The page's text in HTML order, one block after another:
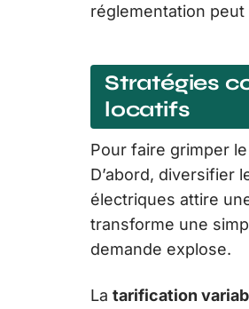
réglementation
Stratégies
locatifs
Pour faire grimper
D’abord, diversifier
électriques attire
transforme une
demande explose.
La tarification